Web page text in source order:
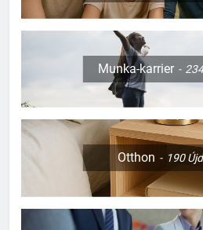
Munka-karrier
Otthon 190